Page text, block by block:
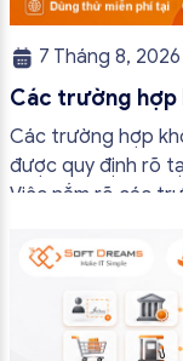
7 Tháng 8, 2026
Các trường hợp
2026
Các trường hợp
được quy định rõ
Việc nắm rõ các
tránh lập hóa đơn